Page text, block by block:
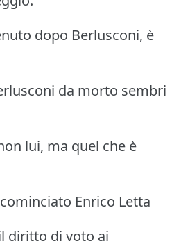
dopo Berlusconi, è
da morto sembri
lui, ma quel che è
Enrico Letta
diritto di voto ai